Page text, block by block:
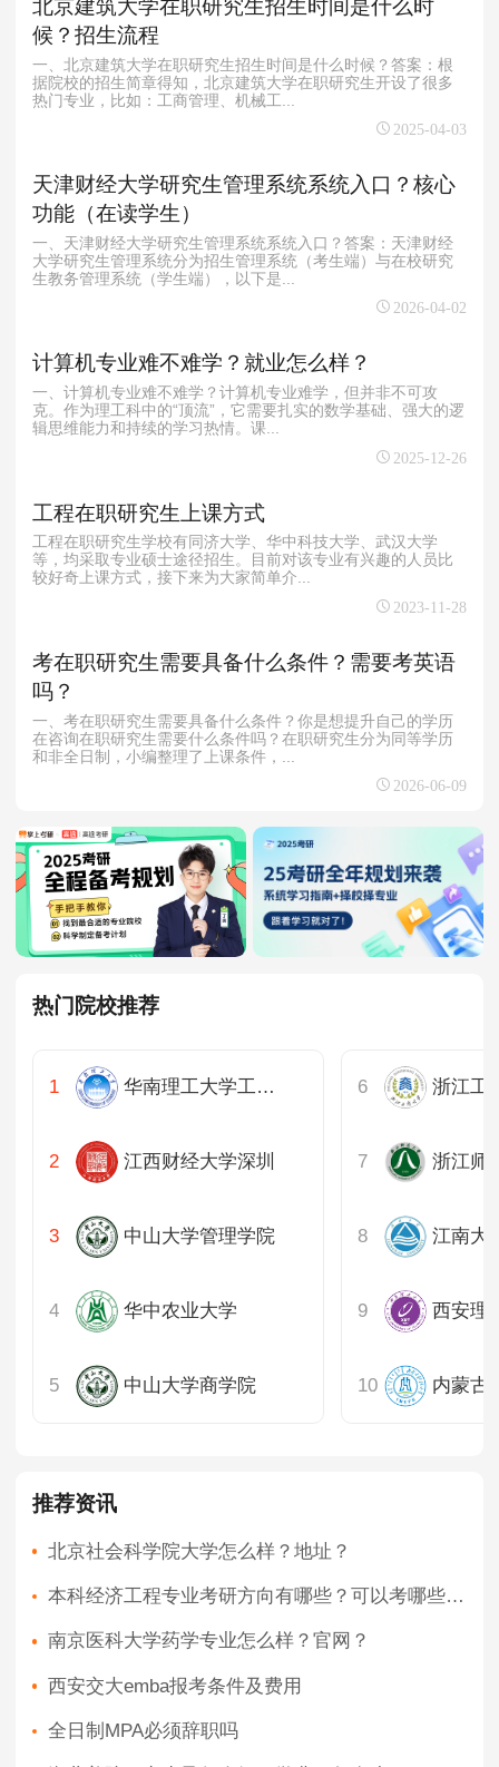
北京建筑大学在职研究生招生时间是什么时
候？招生流程
一、北京建筑大学在职研究生招生时间是什么时候？答案：根
据院校的招生简章得知，北京建筑大学在职研究生开设了很多
热门专业，比如：工商管理、机械工...
2025-04-03
天津财经大学研究生管理系统系统入口？核心
功能（在读学生）
一、天津财经大学研究生管理系统系统入口？答案：天津财经
大学研究生管理系统分为招生管理系统（考生端）与在校研究
生教务管理系统（学生端），以下是...
2026-04-02
计算机专业难不难学？就业怎么样？
一、计算机专业难不难学？计算机专业难学，但并非不可攻
克。作为理工科中的“顶流”，它需要扎实的数学基础、强大的逻
辑思维能力和持续的学习热情。课...
2025-12-26
工程在职研究生上课方式
工程在职研究生学校有同济大学、华中科技大学、武汉大学
等，均采取专业硕士途径招生。目前对该专业有兴趣的人员比
较好奇上课方式，接下来为大家简单介...
2023-11-28
考在职研究生需要具备什么条件？需要考英语
吗？
一、考在职研究生需要具备什么条件？你是想提升自己的学历
在咨询在职研究生需要什么条件吗？在职研究生分为同等学历
和非全日制，小编整理了上课条件，...
2026-06-09
热门院校推荐
华南理工大学工商管理学院
江西财经大学深圳
中山大学管理学院
华中农业大学
中山大学商学院
浙江工
浙江师
江南大
西安理
内蒙古
推荐资讯
北京社会科学院大学怎么样？地址？
本科经济工程专业考研方向有哪些？可以考哪些专业？
南京医科大学药学专业怎么样？官网？
西安交大emba报考条件及费用
全日制MPA必须辞职吗